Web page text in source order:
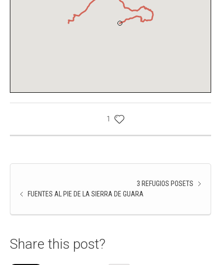
1
3 REFUGIOS POSETS
FUENTES AL PIE DE LA SIERRA DE GUARA
Share this post?